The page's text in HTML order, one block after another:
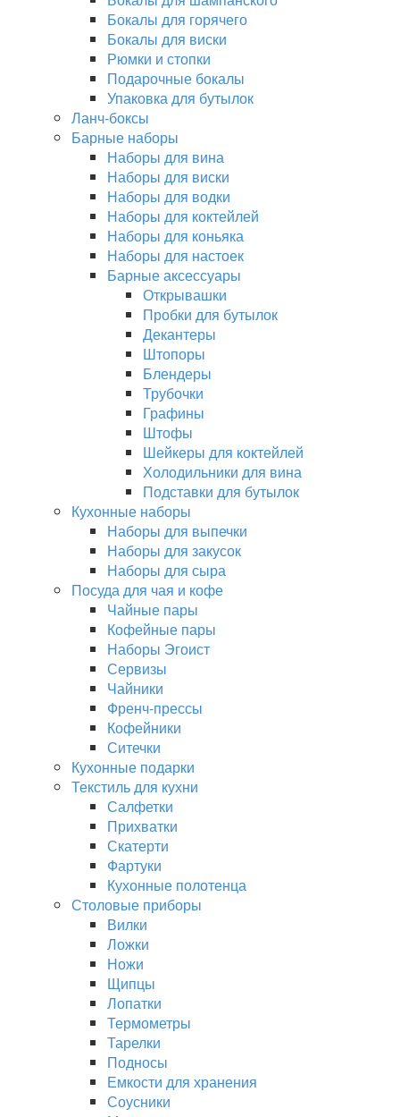
Бокалы для горячего
Бокалы для виски
Рюмки и стопки
Подарочные бокалы
Упаковка для бутылок
Ланч-боксы
Барные наборы
Наборы для вина
Наборы для виски
Наборы для водки
Наборы для коктейлей
Наборы для коньяка
Наборы для настоек
Барные аксессуары
Открывашки
Пробки для бутылок
Декантеры
Штопоры
Блендеры
Трубочки
Графины
Штофы
Шейкеры для коктейлей
Холодильники для вина
Подставки для бутылок
Кухонные наборы
Наборы для выпечки
Наборы для закусок
Наборы для сыра
Посуда для чая и кофе
Чайные пары
Кофейные пары
Наборы Эгоист
Сервизы
Чайники
Френч-прессы
Кофейники
Ситечки
Кухонные подарки
Текстиль для кухни
Салфетки
Прихватки
Скатерти
Фартуки
Кухонные полотенца
Столовые приборы
Вилки
Ложки
Ножи
Щипцы
Лопатки
Термометры
Тарелки
Подносы
Емкости для хранения
Соусники